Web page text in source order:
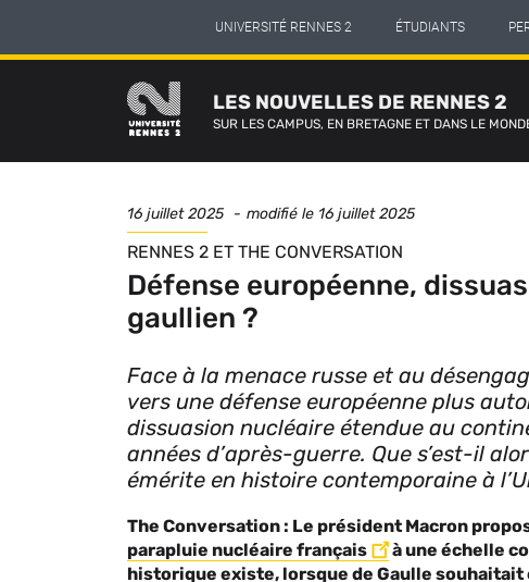
contenu
UNIVERSITÉ RENNES 2 ÉTUDIANTS
LES NOUVELLES DE RENNES 2
SUR LES CAMPUS, EN BRETAGNE ET DANS LE
Date
de
publication
16 juillet 2025 modifié le 16 juillet 2025
SÉRIE
RENNES 2 ET THE CONVERSATION
Défense européenne,
gaullien ?
Face à la menace russe et au
vers une défense européenne plus
dissuasion nucléaire étendue au
années d’après-guerre. Que s’est-il
émérite en histoire contemporaine à
The Conversation : Le président Macron
parapluie nucléaire français
à une échelle
historique existe, lorsque de Gaulle